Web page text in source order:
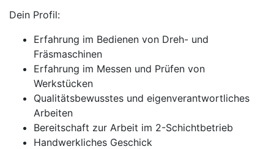
Dein Profil:
Erfahrung im Bedienen von Dreh- und
Fräsmaschinen
Erfahrung im Messen und Prüfen von
Werkstücken
Qualitätsbewusstes und eigenverantwortliches
Arbeiten
Bereitschaft zur Arbeit im 2-Schichtbetrieb
Handwerkliches Geschick